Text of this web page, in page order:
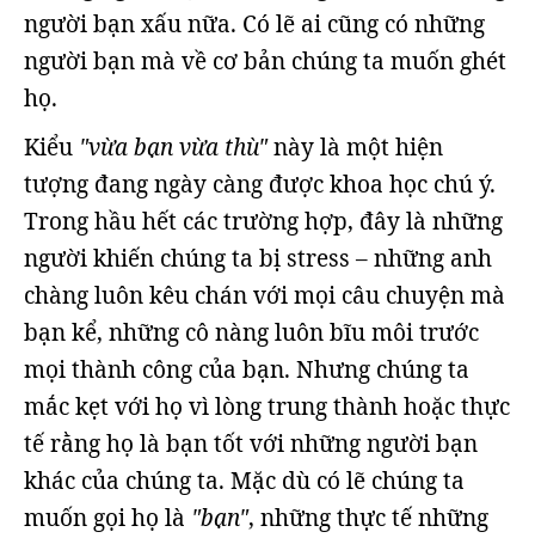
người bạn xấu nữa. Có lẽ ai cũng có những
người bạn mà về cơ bản chúng ta muốn ghét
họ.
Kiểu "vừa bạn vừa thù"này là một hiện
tượng đang ngày càng được khoa học chú ý.
Trong hầu hết các trường hợp, đây là những
người khiến chúng ta bị stress – những anh
chàng luôn kêu chán với mọi câu chuyện mà
bạn kể, những cô nàng luôn bĩu môi trước
mọi thành công của bạn. Nhưng chúng ta
mắc kẹt với họ vì lòng trung thành hoặc thực
tế rằng họ là bạn tốt với những người bạn
khác của chúng ta. Mặc dù có lẽ chúng ta
muốn gọi họ là "bạn", những thực tế những